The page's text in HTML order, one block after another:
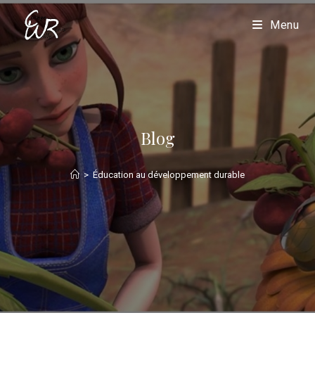
Menu
Blog
> Éducation au développement durable